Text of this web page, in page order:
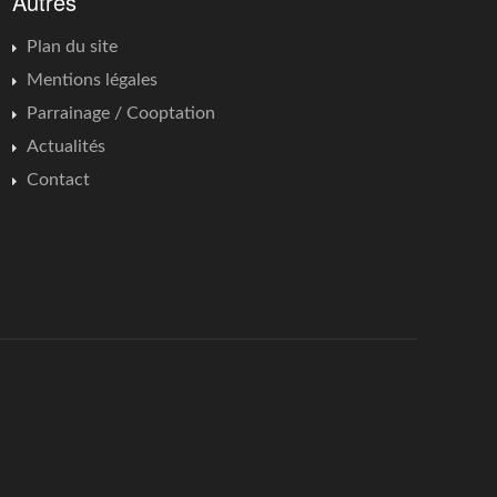
Plan du site
Mentions légales
Parrainage / Cooptation
Actualités
Contact